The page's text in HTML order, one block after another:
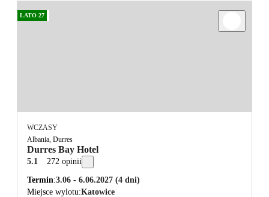
LATO 27
WCZASY
Albania, Durres
Durres Bay Hotel
5.1 272 opinii
Termin 3.06 - 6.06.2027 (4 dni)
Miejsce wylotu Katowice